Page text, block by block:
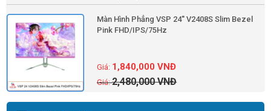
Màn Hình Phẳng VSP 24'' V2408S Slim Bezel
Pink FHD/IPS/75Hz
2,480,000VNĐ
1,840,000VNĐ